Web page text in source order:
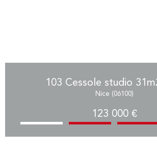
103 Cessole studio
Nice (06100)
123 000 €